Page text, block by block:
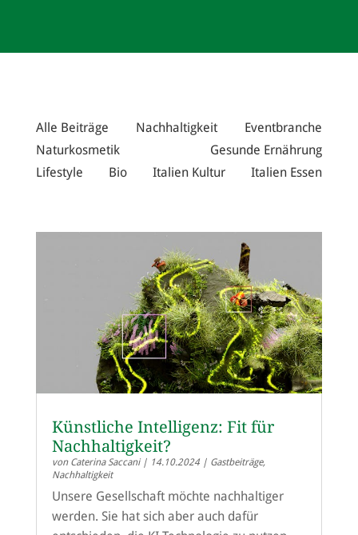
Alle Beiträge Nachhaltigkeit
Eventbranche
Naturkosmetik
Gesunde Ernährung
Lifestyle
Bio Italien Kultur Italien Essen
Künstliche Intelligenz: Fit für
Nachhaltigkeit?
von Caterina Saccani| 14.10.2024| Gastbeiträge,
Nachhaltigkeit
Unsere Gesellschaft möchte nachhaltiger
werden. Sie hat sich aber auch dafür